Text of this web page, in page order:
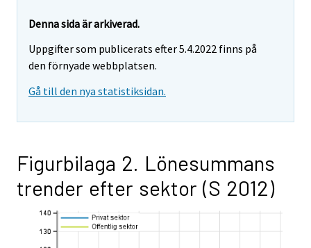
Denna sida är arkiverad.
Uppgifter som publicerats efter 5.4.2022 finns på
den förnyade webbplatsen.
Gå till den nya statistiksidan.
Figurbilaga 2. Lönesummans
trender efter sektor (S 2012)